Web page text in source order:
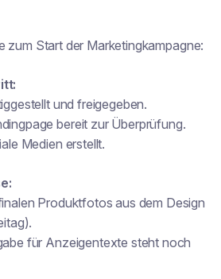
zum Start der Marketingkampagne:
und freigegeben.
bereit zur Überprüfung.
Medien erstellt.
Produktfotos aus dem Design
für Anzeigentexte steht noch